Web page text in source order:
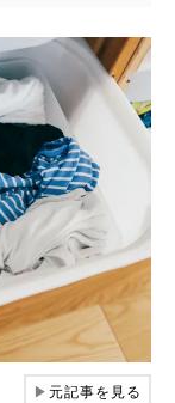
▶元記事を見る